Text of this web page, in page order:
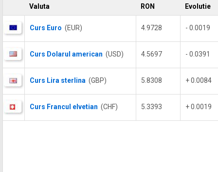
Valuta RON Evolutie
Curs Euro (EUR) 4.9728 - 0.0019
Curs Dolarul american (USD) 4.5697 - 0.0391
Curs Lira sterlina (GBP) 5.8308 + 0.0084
Curs Francul elvetian (CHF) 5.3393 + 0.0019